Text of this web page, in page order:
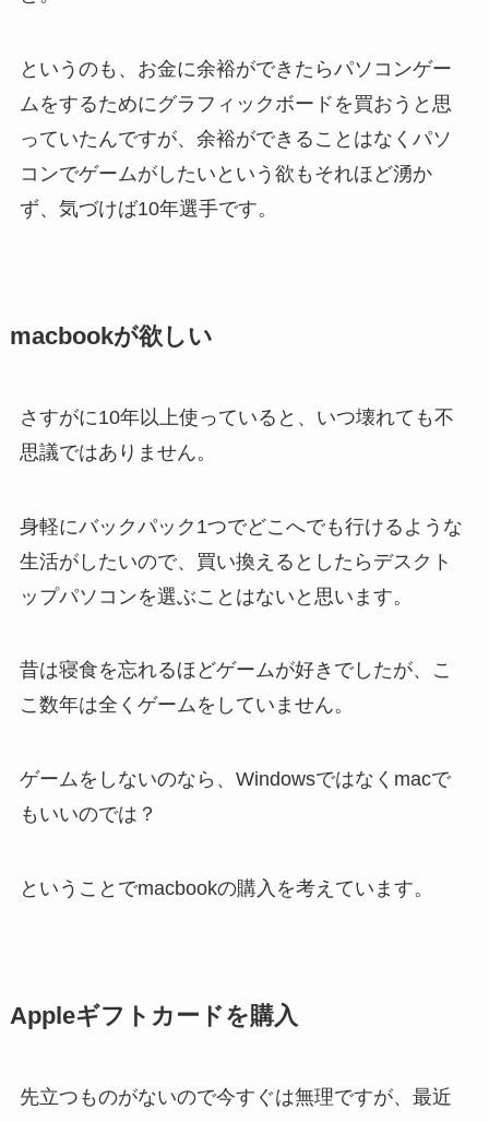
というのも、お金に余裕ができたらパソコンゲー
ムをするためにグラフィックボードを買おうと思
っていたんですが、余裕ができることはなくパソ
コンでゲームがしたいという欲もそれほど湧か
ず、気づけば10年選手です。
macbookが欲しい
さすがに10年以上使っていると、いつ壊れても不
思議ではありません。
身軽にバックパック1つでどこへでも行けるような
生活がしたいので、買い換えるとしたらデスクト
ップパソコンを選ぶことはないと思います。
昔は寝食を忘れるほどゲームが好きでしたが、こ
こ数年は全くゲームをしていません。
ゲームをしないのなら、Windowsではなくmacで
もいいのでは？
ということでmacbookの購入を考えています。
Appleギフトカードを購入
先立つものがないので今すぐは無理ですが、最近